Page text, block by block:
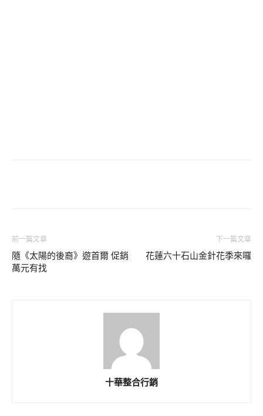
前一篇文章
隨《太陽的後裔》遊首爾 促銷
萬元有找
下一篇文章
花蓮六十石山金針花季來囉
十華整合行銷